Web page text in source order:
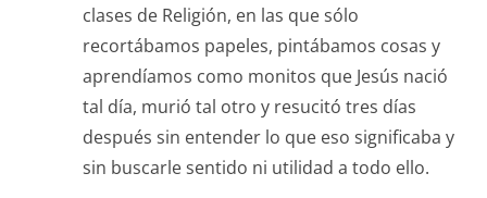
clases de Religión, en las que sólo
recortábamos papeles, pintábamos cosas y
aprendíamos como monitos que Jesús nació
tal día, murió tal otro y resucitó tres días
después sin entender lo que eso significaba y
sin buscarle sentido ni utilidad a todo ello.